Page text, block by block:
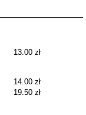
13.00 zł
14.00 zł
19.50 zł